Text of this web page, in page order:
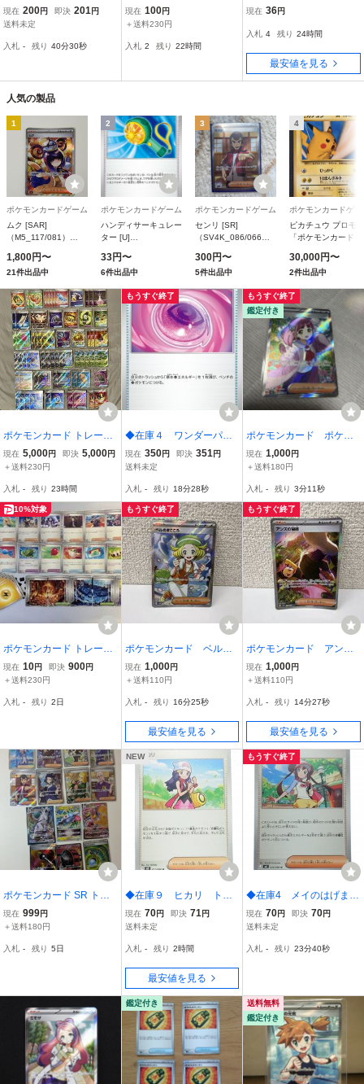
ムダ トレーナーズ サ
ポート ポケモンカード
現在 200円 即決 201円
送料未定
入札 - 残り 40分29秒
トームエメラルダ ぼうけ
んのランタン トレーナー
現在 100円
＋送料230円
入札 2 残り 22時間
がみ 等 古いトレーナーズ
現在 36円
入札 4 残り 24時間
最安値を見る
人気の製品
1
ポケモンカードゲーム
ムク [SAR]
（M5_117/081）
ビスアイ
1,800円〜
21件出品中
2
ポケモンカードゲーム
ハンディサーキュレー
ター [U]
カーレット＆バイオレ
ット 拡張パック 変幻
の仮面
33円〜
6件出品中
3
ポケモンカードゲーム
センリ [SR]
（SV4K_086/066）
レット 拡張パック 古
代の咆哮
300円〜
5件出品中
4
ポケモンカードゲー
ピカチュウ プロモ
「ポケモンカードト
けカード
30,000円〜
2件出品中
ポケモンカード トレーナ
ーズ SR まとめ売り グッ
ズ スタジアム ポケモンの
よしポフィン ワンダーパ
ッチ など
現在 5,000円 即決 5,000円
＋送料230円
入札 - 残り 23時間
もうすぐ終了
◆在庫４ ワンダーパッ
チ ノーマル トレーナ
ーズ グッズ ポケモン
現在 350円 即決 351 円
送料未定
入札 - 残り 18分27秒
もうすぐ終了
鑑定付き
ポケモンカード ポケ
カ サポート トレーナー
ズ ステラミラクル SV7 S
現在 1,000円
＋送料180円
入札 - 残り 3分10秒
10%対象
ポケモンカード トレーナ
ーズ グッズ スタジアム
エネルギー まとめ売り
現在 10円 即決 900円
＋送料230円
入札 - 残り 2日
もうすぐ終了
ポケモンカード ベルの
まごころ トレーナー
ズ H SV5M 092/071 SR
カ
現在 1,000円
＋送料110円
入札 - 残り 16分24秒
最安値を見る
もうすぐ終了
ポケモンカード アンズ
の秘技 トレーナーズ H
SV8a 228/187 SAR テラ
現在 1,000円
＋送料110円
入札 - 残り 14分26秒
最安値を見る
ポケモンカード SR トレ
ーナーズ RRR まとめ売
り グッズ サポート
現在 999円
＋送料180円
入札 - 残り 5日
NEW
◆在庫９ ヒカリ トレ
ーナーズ サポート ポ
ケモンカード
現在 70円 即決 71円
送料未定
入札 - 残り 2時間
最安値を見る
もうすぐ終了
◆在庫4 メイのはげま
し トレーナーズ サポ
ート ポケモンカード
現在 70円 即決 70円
送料未定
入札 - 残り 23分39秒
鑑定付き
送料無料
鑑定付き